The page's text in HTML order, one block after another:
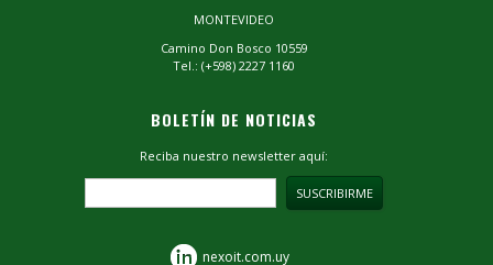
MONTEVIDEO
Camino Don Bosco 10559
Tel.: (+598) 2227 1160
BOLETÍN DE NOTICIAS
Reciba nuestro newsletter aquí:
nexoit.com.uy